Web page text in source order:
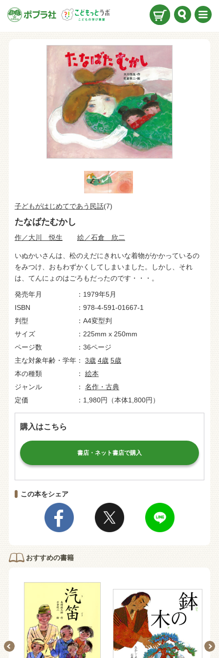
子どもがはじめてであう民話(7)
たなばたむかし
作／大川 悦生 絵／石倉 欣二
いぬかいさんは、松のえだにきれいな着物がかかっているの
をみつけ、おもわずかくしてしまいました。しかし、それ
は、てんにょのはごろもだったのです・・・。
発売年月
1979年5月
ISBN
978-4-591-01667-1
判型
A4変型判
サイズ
225mm x 250mm
ページ数
36ページ
主な対象年齢・学年
3歳 4歳 5歳
本の種類
絵本
ジャンル
名作・古典
定価
1,980円（本体1,800円）
購入はこちら
書店・ネット書店で購入
この本をシェア
おすすめの書籍